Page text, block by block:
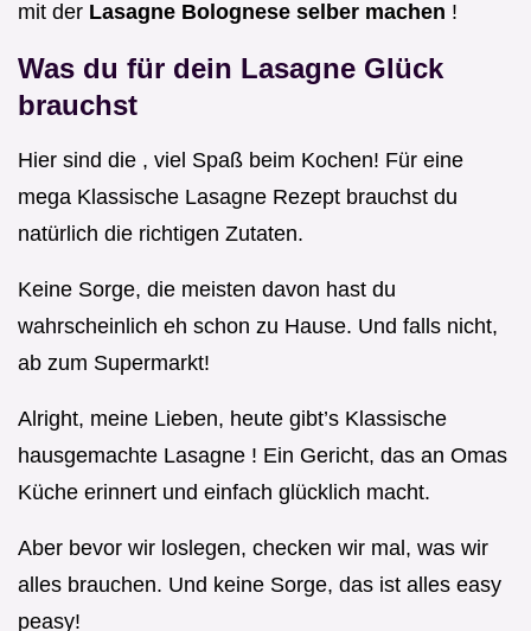
mit der Lasagne Bolognese selber machen !
Was du für dein Lasagne Glück
brauchst
Hier sind die , viel Spaß beim Kochen! Für eine
mega Klassische Lasagne Rezept brauchst du
natürlich die richtigen Zutaten.
Keine Sorge, die meisten davon hast du
wahrscheinlich eh schon zu Hause. Und falls nicht,
ab zum Supermarkt!
Alright, meine Lieben, heute gibt’s Klassische
hausgemachte Lasagne ! Ein Gericht, das an Omas
Küche erinnert und einfach glücklich macht.
Aber bevor wir loslegen, checken wir mal, was wir
alles brauchen. Und keine Sorge, das ist alles easy
peasy!